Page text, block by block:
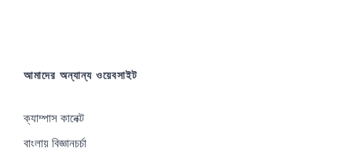
আমাদের অন্যান্য ওয়েবসাইট
ক্যাম্পাস কানেক্ট
বাংলায় বিজ্ঞানচর্চা